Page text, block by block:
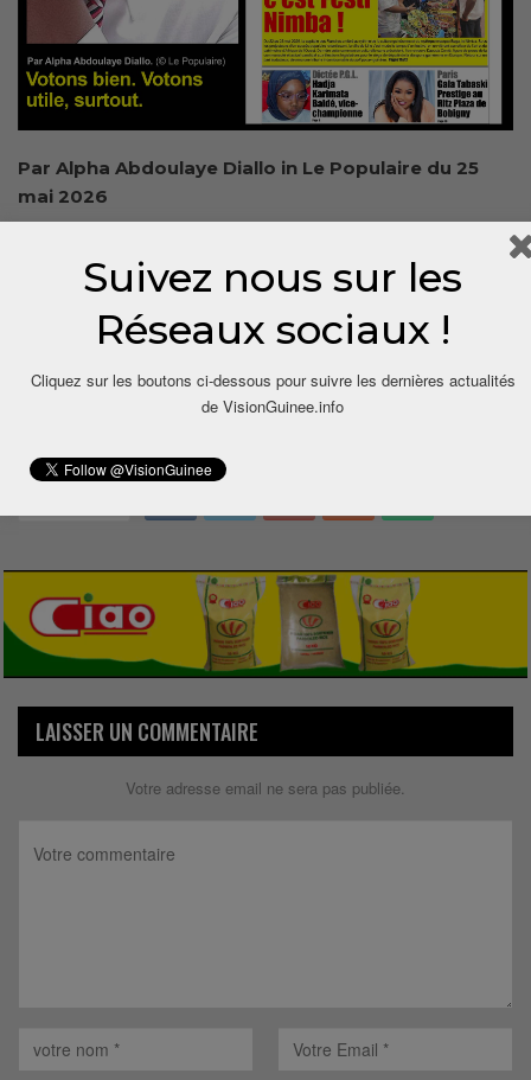
Par Alpha Abdoulaye Diallo in Le Populaire du 25
mai 2026
LAISSER UN COMMENTAIRE
Votre adresse email ne sera pas publiée.
Suivez nous sur les
Réseaux sociaux !
Cliquez sur les boutons ci-dessous pour suivre les dernières actualités
de VisionGuinee.info